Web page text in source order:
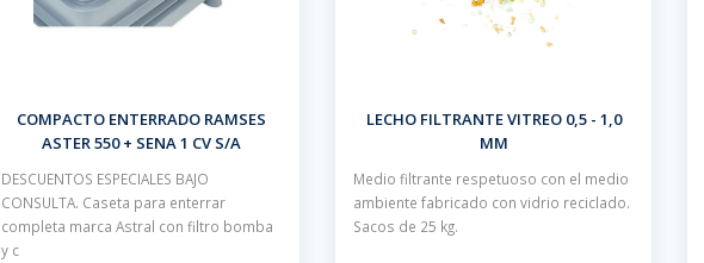
COMPACTO ENTERRADO RAMSES
ASTER 550 + SENA 1 CV S/A
DESCUENTOS ESPECIALES BAJO
CONSULTA. Caseta para enterrar
completa marca Astral con filtro bomba
y c
LECHO FILTRANTE VITREO 0,5 - 1,0
MM
Medio filtrante respetuoso con el medio
ambiente fabricado con vidrio reciclado.
Sacos de 25 kg.